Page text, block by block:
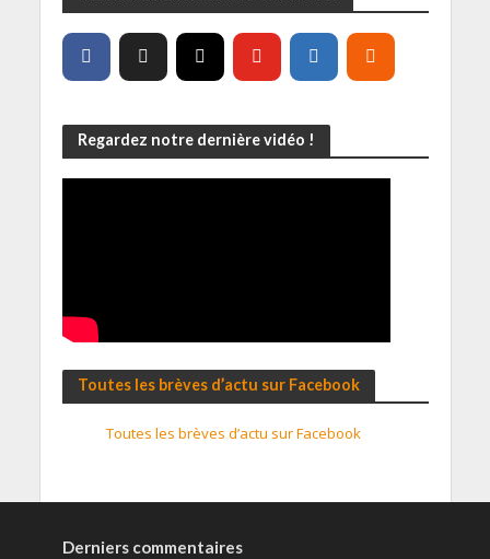
Regardez notre dernière vidéo !
Toutes les brèves d’actu sur Facebook
Toutes les brèves d’actu sur Facebook
Derniers commentaires